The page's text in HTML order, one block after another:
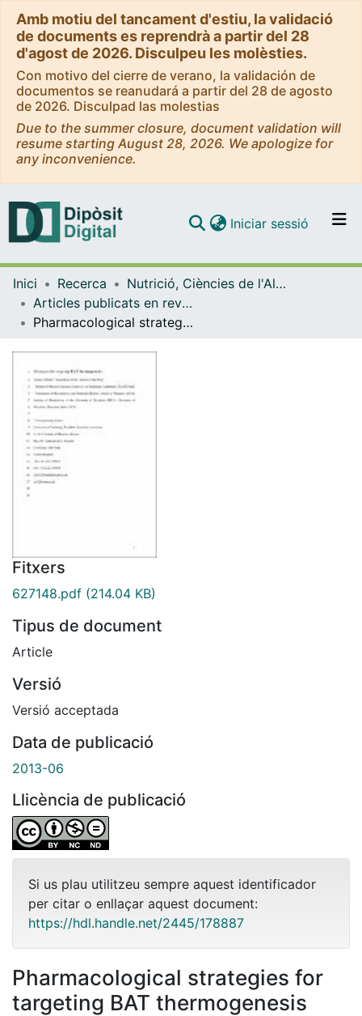
Amb motiu del tancament d'estiu, la validació
de documents es reprendrà a partir del 28
d'agost de 2026. Disculpeu les molèsties.
Con motivo del cierre de verano, la validación de
documentos se reanudará a partir del 28 de agosto
de 2026. Disculpad las molestias
Due to the summer closure, document validation will
resume starting August 28, 2026. We apologize for
any inconvenience.
Navega per tot el DD
Iniciar sessió (current)
Inici Recerca
Nutrició, Ciències de l'Alimentació i Gastronomia
Articles publicats en revistes (Nutrició, Ciències de l'Alimentació i Gastronomia)
Pharmacological strategies for targeting BAT thermogenesis
Fitxers
627148.pdf (214.04 KB)
Tipus de document
Article
Versió
Versió acceptada
Data de publicació
2013-06
Llicència de publicació
Si us plau utilitzeu sempre aquest identificador
per citar o enllaçar aquest document:
https://hdl.handle.net/2445/178887
Pharmacological strategies for
targeting BAT thermogenesis